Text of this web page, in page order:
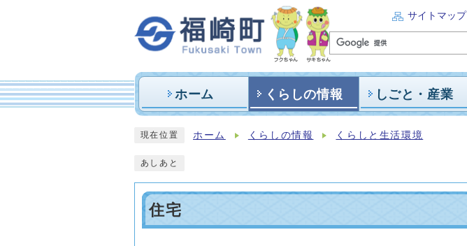
サイトマップ
ホーム くらしの情報 しごと・産業
現在位置 ホーム くらしの情報 くらしと生活環境
あしあと
住宅